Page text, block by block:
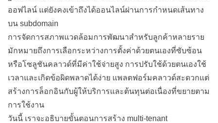
ออฟไลน์ แต่ยังคงเข้าถึงได้ออนไลน์ผ่านการกำหนดเส้นทาง
บน subdomain
การจัดการสภาพแวดล้อมการพัฒนาสำหรับลูกค้าหลายราย
มักหมายถึงการเลือกระหว่างการตั้งค่าด้วยตนเองที่ซับซ้อน
หรือโซลูชันคลาวด์ที่มีค่าใช้จ่ายสูง การปรับใช้ด้วยตนเองใช้
เวลาและเกิดข้อผิดพลาดได้ง่าย แพลตฟอร์มคลาวด์สะดวกแต่
สร้างการล็อกอินกับผู้ให้บริการและต้นทุนต่อเนื่องที่ขยายตาม
การใช้งาน
วันนี้ เราจะอธิบายขั้นตอนการสร้าง multi-tenant